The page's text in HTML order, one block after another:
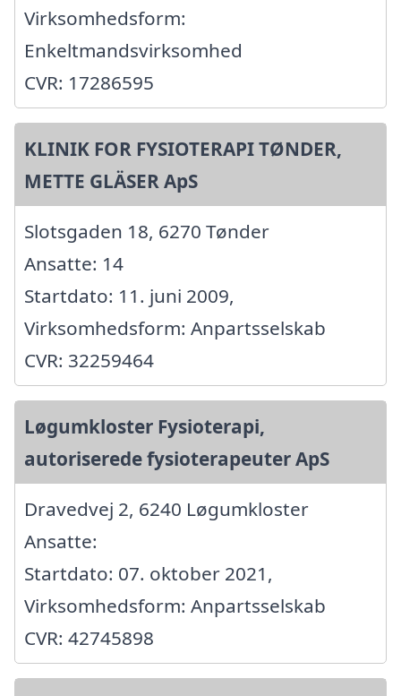
Virksomhedsform:
Enkeltmandsvirksomhed
CVR: 17286595
KLINIK FOR FYSIOTERAPI TØNDER,
METTE GLÄSER ApS
Slotsgaden 18, 6270 Tønder
Ansatte: 14
Startdato: 11. juni 2009,
Virksomhedsform: Anpartsselskab
CVR: 32259464
Løgumkloster Fysioterapi,
autoriserede fysioterapeuter ApS
Dravedvej 2, 6240 Løgumkloster
Ansatte:
Startdato: 07. oktober 2021,
Virksomhedsform: Anpartsselskab
CVR: 42745898